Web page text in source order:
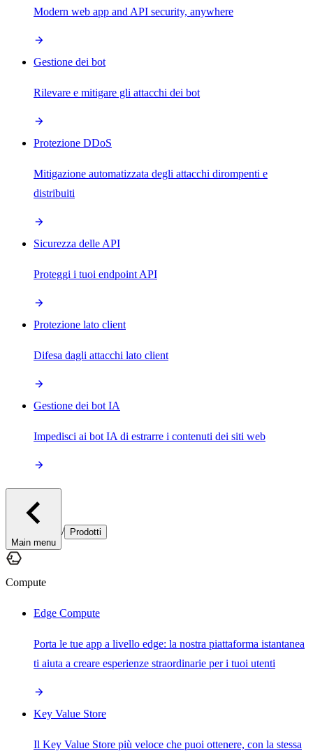
Modern web app and API security, anywhere
Gestione dei bot
Rilevare e mitigare gli attacchi dei bot
Protezione DDoS
Mitigazione automatizzata degli attacchi dirompenti e
distribuiti
Sicurezza delle API
Proteggi i tuoi endpoint API
Protezione lato client
Difesa dagli attacchi lato client
Gestione dei bot IA
Impedisci ai bot IA di estrarre i contenuti dei siti web
Main menu
/ Prodotti
Compute
Edge Compute
Porta le tue app a livello edge: la nostra piattaforma istantanea
ti aiuta a creare esperienze straordinarie per i tuoi utenti
Key Value Store
Il Key Value Store più veloce che puoi ottenere, con la stessa